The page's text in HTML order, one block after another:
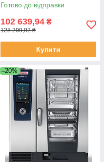
Готово до відправки
102 639,94 ₴
128 299,92 ₴
Купити
–20%